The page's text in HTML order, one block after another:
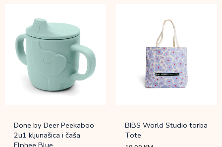
Done by Deer Peekaboo
2u1 kljunašica i čaša
BIBS World Studio torba
Tote